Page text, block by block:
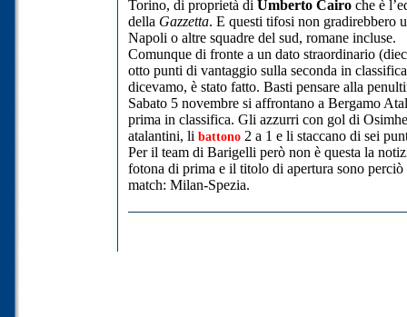
Torino, di proprietà di Umberto Cairo che è
della Gazzetta. E questi tifosi non gradirebbero
Napoli o altre squadre del sud, romane incluse.
Comunque di fronte a un dato straordinario
otto punti di vantaggio sulla seconda in
dicevamo, è stato fatto. Basti pensare alla
Sabato 5 novembre si affrontano a Bergamo
prima in classifica. Gli azzurri con gol di
atalantini, li battono 2 a 1 e li staccano di sei
Per il team di Barigelli però non è questa la
fotona di prima e il titolo di apertura sono perciò
match: Milan-Spezia.